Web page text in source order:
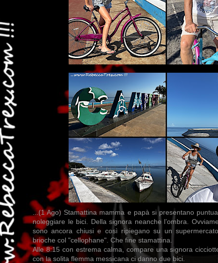
...(1 Ago) Stamattina mamma e papà si presentano
noleggiare le bici. Della signora neanche l’ombra.
sono ancora chiusi e così ripiegano su un
brioche col "cellophane". Che fine stamattina.
Alle 8:15 con estrema calma, compare una signora
con la solita flemma messicana ci danno due bici.